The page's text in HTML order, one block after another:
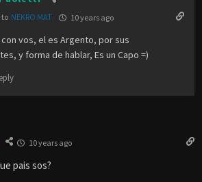
to NEKRO MAT 10 years ago
vos, el es Argento, por sus
y forma de hablar, Es un Capo =)
10 years ago
pais sos?